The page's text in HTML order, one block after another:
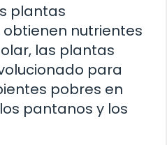
plantas
nutrientes
las plantas
para
pobres en
pantanos y los